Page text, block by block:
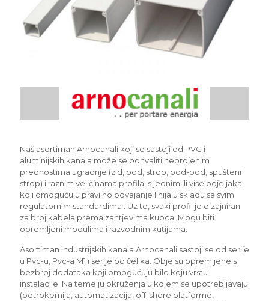
Naš asortiman Arnocanali koji se sastoji od PVC i
aluminijskih kanala može se pohvaliti nebrojenim
prednostima ugradnje (zid, pod, strop, pod-pod, spušteni
strop) i raznim veličinama profila, s jednim ili više odjeljaka
koji omogućuju pravilno odvajanje linija u skladu sa svim
regulatornim standardima . Uz to, svaki profil je dizajniran
za broj kabela prema zahtjevima kupca. Mogu biti
opremljeni modulima i razvodnim kutijama.
Asortiman industrijskih kanala Arnocanali sastoji se od serije
u Pvc-u, Pvc-a M1 i serije od čelika. Obje su opremljene s
bezbroj dodataka koji omogućuju bilo koju vrstu
instalacije. Na temelju okruženja u kojem se upotrebljavaju
(petrokemija, automatizacija, off-shore platforme,